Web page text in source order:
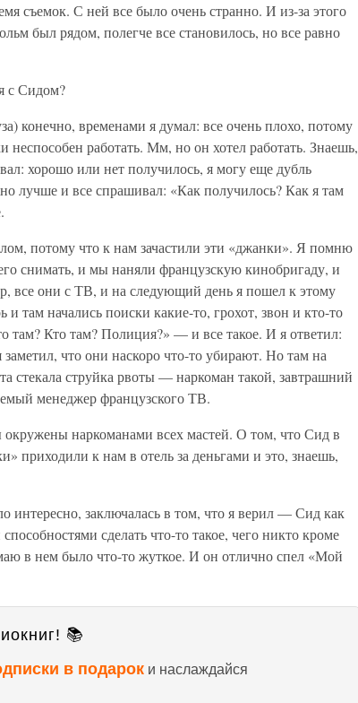
съемок. С ней все было очень странно. И из-за этого
был рядом, полегче все становилось, но все равно
с Сидом?
конечно, временами я думал: все очень плохо, потому
неспособен работать. Мм, но он хотел работать. Знаешь,
хорошо или нет получилось, я могу еще дубль
лучше и все спрашивал: «Как получилось? Как я там
потому что к нам зачастили эти «джанки». Я помню
снимать, и мы наняли французскую кинобригаду, и
все они с ТВ, и на следующий день я пошел к этому
там начались поиски какие-то, грохот, звон и кто-то
там? Кто там? Полиция?» — и все такое. И я ответил:
что они наскоро что-то убирают. Но там на
стекала струйка рвоты — наркоман такой, завтрашний
менеджер французского ТВ.
наркоманами всех мастей. О том, что Сид в
приходили к нам в отель за деньгами и это, знаешь,
интересно, заключалась в том, что я верил — Сид как
сделать что-то такое, чего никто кроме
в нем было что-то жуткое. И он отлично спел «Мой
📚
в подарок и наслаждайся